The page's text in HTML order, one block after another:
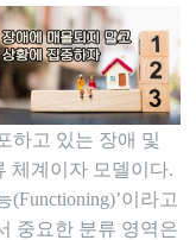
하고 있는 장애 및
체계이자 모델이다.
이라고
중요한 분류 영역은